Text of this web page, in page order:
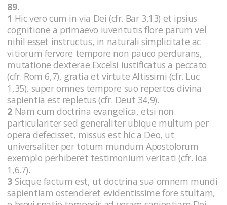
89.
1 Hic vero cum in via Dei (cfr. Bar 3,13) et ipsius
cognitione a primaevo iuventutis flore parum vel
nihil esset instructus, in naturali simplicitate ac
vitiorum fervore tempore non pauco perdurans,
mutatione dexterae Excelsi iustificatus a peccato
(cfr. Rom 6,7), gratia et virtute Altissimi (cfr. Luc
1,35), super omnes tempore suo repertos divina
sapientia est repletus (cfr. Deut 34,9).
2 Nam cum doctrina evangelica, etsi non
particulariter sed generaliter ubique multum per
opera defecisset, missus est hic a Deo, ut
universaliter per totum mundum Apostolorum
exemplo perhiberet testimonium veritati (cfr. Ioa
1,6.7).
3 Sicque factum est, ut doctrina sua omnem mundi
sapientiam ostenderet evidentissime fore stultam,